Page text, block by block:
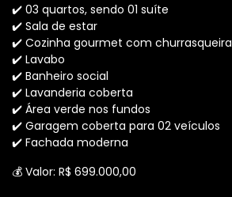
✔️ 03 quartos, sendo 01 suíte
✔️ Sala de estar
✔️ Cozinha gourmet com churrasqueira
✔️ Lavabo
✔️ Banheiro social
✔️ Lavanderia coberta
✔️ Área verde nos fundos
✔️ Garagem coberta para 02 veículos
✔️ Fachada moderna
💰 Valor: R$ 699.000,00